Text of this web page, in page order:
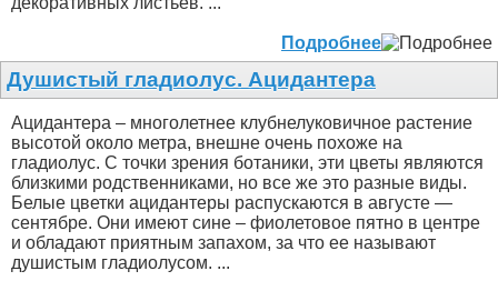
Подробнее
Душистый гладиолус. Ацидантера
Ацидантера – многолетнее клубнелуковичное растение
высотой около метра, внешне очень похоже на
гладиолус. С точки зрения ботаники, эти цветы являются
близкими родственниками, но все же это разные виды.
Белые цветки ацидантеры распускаются в августе —
сентябре. Они имеют сине – фиолетовое пятно в центре
и обладают приятным запахом, за что ее называют
душистым гладиолусом. ...